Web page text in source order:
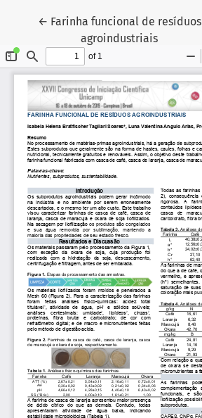
← Voltar aos Detalhes do Artigo
Farinha funcional de resíduos
agroindustriais